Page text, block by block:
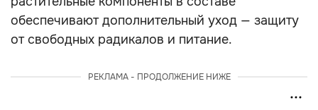
обеспечивают дополнительный уход — защиту
от свободных радикалов и питание.
РЕКЛАМА - ПРОДОЛЖЕНИЕ НИЖЕ